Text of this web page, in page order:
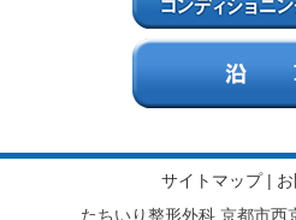
サイトマップ|
たちいり整形外科 京都市西